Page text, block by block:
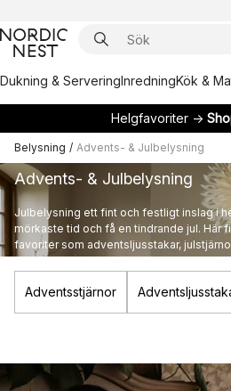
Dukning & ServeringInredningKök &
Helgfavoriter →
Belysning / Advents- & Julbelysning
Advents- & Julbelysning
Julbelysning ett fint och festligt inslag i
mörkaste tid och få en tindrande jul. Här
favoriter som adventsljusstakar,
Adventsstjärnor